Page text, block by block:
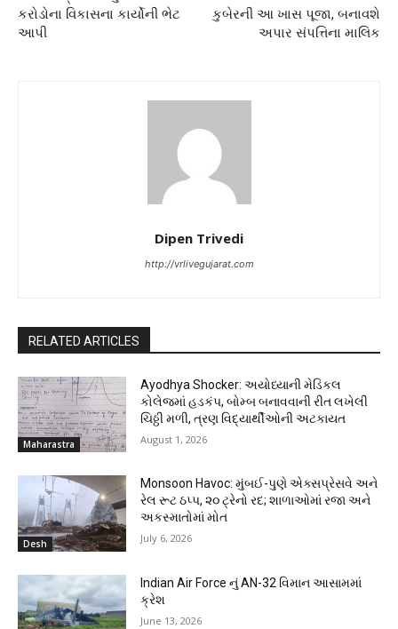
કરોડોના વિકાસના કાર્યોની ભેટ
આપી
કુબેરની આ ખાસ પૂજા, બનાવશે
અપાર સંપત્તિના માલિક
Dipen Trivedi
http://vrlivegujarat.com
RELATED ARTICLES
Maharastra
Ayodhya Shocker: અયોધ્યાની મેડિકલ
કોલેજમાં હડકંપ, બોમ્બ બનાવવાની રીત લખેલી
ચિઠ્ઠી મળી, ત્રણ વિદ્યાર્થીઓની અટકાયત
August 1, 2026
Desh
Monsoon Havoc: મુંબઈ-પુણે એક્સપ્રેસવે અને
રેલ રૂટ ઠપ્પ, ૨૦ ટ્રેનો રદ; શાળાઓમાં રજા અને
અકસ્માતોમાં મોત
July 6, 2026
Indian Air Force નું AN-32 વિમાન આસામમાં
ક્રેશ
June 13, 2026